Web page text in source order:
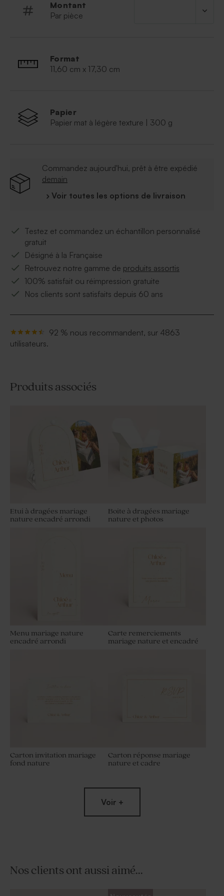
Montant
Par pièce
Format
11,60 cm x 17,30 cm
Papier
Papier mat à légère texture | 300 g
Commandez aujourd'hui, prêt à être expédié
demain
› Voir toutes les options de livraison
Testez et commandez un échantillon personnalisé
gratuit
Désigné à la Française
Retrouvez notre gamme de produits assortis
100% satisfait ou réimpression gratuite
Nos clients sont satisfaits depuis 60 ans
92 % nous recommandent, sur 4863
utilisateurs.
Produits associés
Etui à dragées mariage
nature encadré arrondi
Boite à dragées mariage
nature et photos
Menu mariage nature
encadré arrondi
Carte remerciements
mariage nature et encadré
Carton invitation mariage
fond nature
Carton réponse mariage
nature et cadre
Etiquette prénoms mariage
Voir +
Nos clients ont aussi aimé...